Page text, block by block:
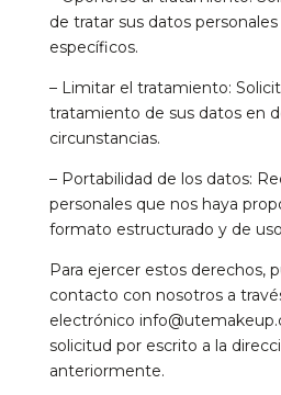
de tratar sus datos
específicos.
– Limitar el tratamiento:
tratamiento de sus datos en
circunstancias.
– Portabilidad de los datos:
personales que nos haya
formato estructurado y de
Para ejercer estos derechos,
contacto con nosotros a
electrónico
solicitud por escrito a la
anteriormente.